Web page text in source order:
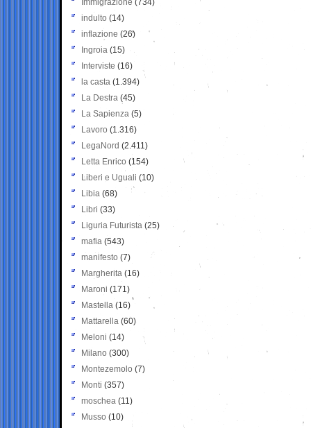
Immigrazione (734)
indulto (14)
inflazione (26)
Ingroia (15)
Interviste (16)
la casta (1.394)
La Destra (45)
La Sapienza (5)
Lavoro (1.316)
LegaNord (2.411)
Letta Enrico (154)
Liberi e Uguali (10)
Libia (68)
Libri (33)
Liguria Futurista (25)
mafia (543)
manifesto (7)
Margherita (16)
Maroni (171)
Mastella (16)
Mattarella (60)
Meloni (14)
Milano (300)
Montezemolo (7)
Monti (357)
moschea (11)
Musso (10)